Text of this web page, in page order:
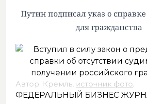
Путин подписал указ о
для гражданства
Автор: Кремль, источник фото.
ФЕДЕРАЛЬНЫЙ БИЗНЕС